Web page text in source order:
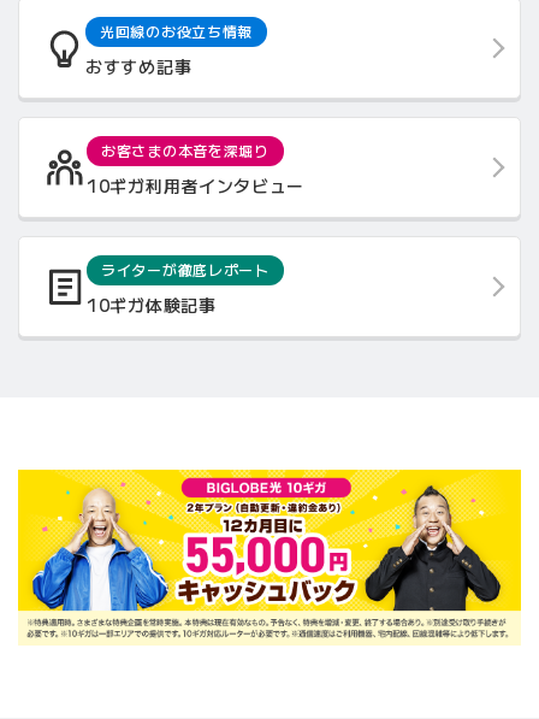
光回線のお役立ち情報
おすすめ記事
お客さまの本音を深堀り
10ギガ利用者インタビュー
ライターが徹底レポート
10ギガ体験記事